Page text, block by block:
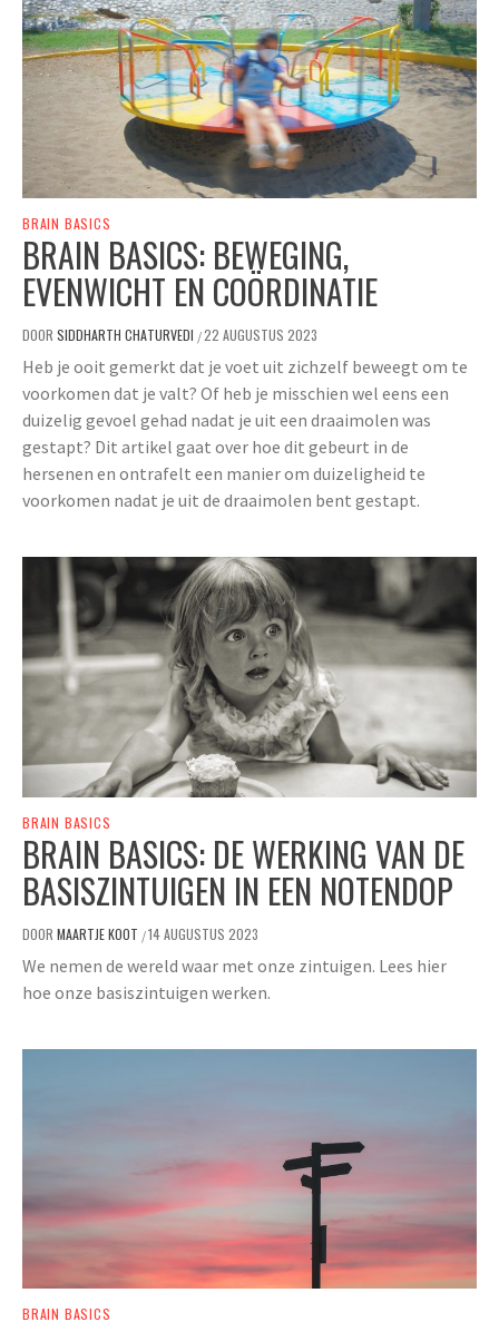
BRAIN BASICS
BRAIN BASICS: BEWEGING,
EVENWICHT EN COÖRDINATIE
DOOR SIDDHARTH CHATURVEDI /22 AUGUSTUS 2023
Heb je ooit gemerkt dat je voet uit zichzelf beweegt om te
voorkomen dat je valt? Of heb je misschien wel eens een
duizelig gevoel gehad nadat je uit een draaimolen was
gestapt? Dit artikel gaat over hoe dit gebeurt in de
hersenen en ontrafelt een manier om duizeligheid te
voorkomen nadat je uit de draaimolen bent gestapt.
BRAIN BASICS
BRAIN BASICS: DE WERKING VAN DE
BASISZINTUIGEN IN EEN NOTENDOP
DOOR MAARTJE KOOT /14 AUGUSTUS 2023
We nemen de wereld waar met onze zintuigen. Lees hier
hoe onze basiszintuigen werken.
BRAIN BASICS